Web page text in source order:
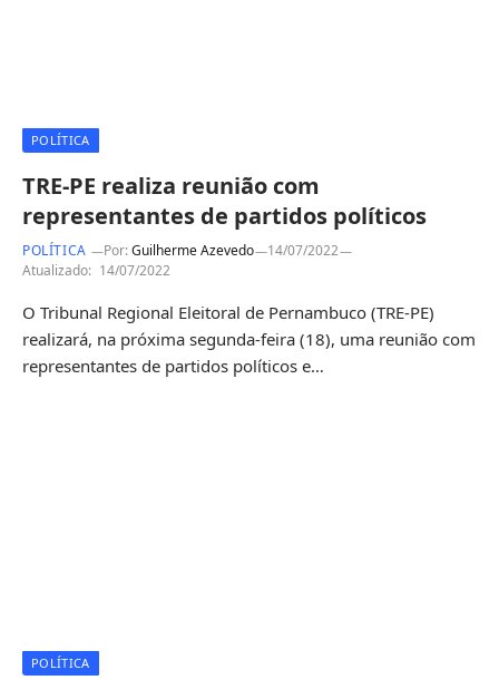
POLÍTICA
TRE-PE realiza reunião com
representantes de partidos políticos
POLÍTICA Por:Guilherme Azevedo
14/07/2022
Atualizado: 14/07/2022
O Tribunal Regional Eleitoral de Pernambuco (TRE-PE)
realizará, na próxima segunda-feira (18), uma reunião com
representantes de partidos políticos e…
POLÍTICA